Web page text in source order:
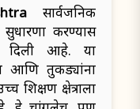
सार्वजनिक
करण्यास
दिली आहे. या
आणि तुकड्यांना
शिक्षण क्षेत्राला